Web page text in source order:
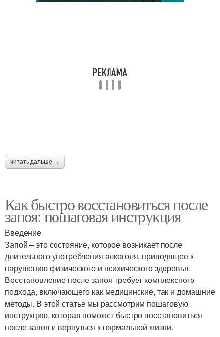
читать дальше →
Как быстро восстановиться после
запоя: пошаговая инструкция
Введение
Запой – это состояние, которое возникает после
длительного употребления алкоголя, приводящее к
нарушению физического и психического здоровья.
Восстановление после запоя требует комплексного
подхода, включающего как медицинские, так и домашние
методы. В этой статье мы рассмотрим пошаговую
инструкцию, которая поможет быстро восстановиться
после запоя и вернуться к нормальной жизни.